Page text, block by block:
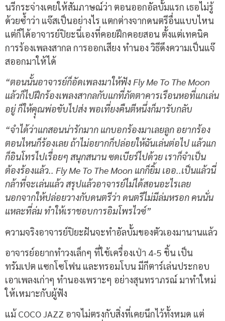
นรีกระจ่างเคยให้สัมภาษณ์ว่า ตอนออกอัลบั้มแรก เธอไม่รู้
ด้วยซ้ำว่า แจ๊สเป็นอย่างไร แตกต่างจากดนตรีอื่นแบบไหน
แต่ก็ได้อาจารย์ปิยะนี่เองที่คอยฝึกคอยสอน ตั้งแต่เทคนิค
การร้องเพลงสากล การออกเสียง ทำนอง วิธีดึงความเป็นแจ๊
สออกมาให้ได้
“ตอนนั้นอาจารย์ก็อัดเพลงมาให้ฟัง Fly Me To The Moon
แล้วก็ไปฝึกร้องเพลงสากลกับแกที่ภัตตาคารเรือนหอที่แกเล่น
อยู่ ก็ให้คุุณพ่อขับไปส่ง พอเที่ยงคืนตีหนึ่งก็มารับกลับ
“จำได้ว่าแกสอนน่ารักมาก แกบอกร้องมาเลยลูก อยากร้อง
ตอนไหนก็ร้องเลย ถ้าไม่อยากก็ปล่อยให้ฉันเล่นต่อไป แล้วแก
ก็อินโทรไปเรื่อยๆ สนุกสนาน ซดเบียร์ไปด้วย เราก็จำเป็น
ต้องร้องแล้ว.. Fly Me To The Moon แกก็ยิ้ม เออ..เป็นแล้วนี่
กล้าที่จะเล่นแล้ว สรุปแล้วอาจารย์ไม่ได้สอนอะไรเลย
นอกจากให้ปล่อยวางกับดนตรีว่า ดนตรีไม่มีล่มหรอก คนนั่น
แหละที่ล่ม ทำให้เราชอบการอิมโพรไวซ์”
ความจริงอาจารย์ปิยะฝันจะทำอัลบั้มของตัวเองมานานแล้ว
อาจารย์อยากทำวงเล็กๆ ที่ใช้เครื่องเป่า 4-5 ชิ้น เป็น
ทรัมเปต แซกโซโฟน และทรอมโบน มีกีตาร์เล่นประกอบ
เอาเพลงเก่าๆ ทำนองเพราะๆ อย่างสุนทราภรณ์ มาทำใหม่
ให้เหมาะกับผู้ฟัง
แม้ COCO JAZZ อาจไม่ตรงกับสิ่งที่เคยนึกไว้ทั้งหมด แต่